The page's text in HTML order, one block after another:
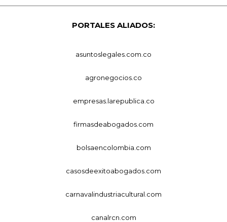
PORTALES ALIADOS:
asuntoslegales.com.co
agronegocios.co
empresas.larepublica.co
firmasdeabogados.com
bolsaencolombia.com
casosdeexitoabogados.com
carnavalindustriacultural.com
canalrcn.com